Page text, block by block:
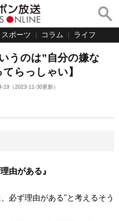
スポーツ コラム ライフ
うのは”自分の嫌な
らっしゃい】
19 （2023-11-30更新）
由がある』
必ず理由がある"と考えるそう